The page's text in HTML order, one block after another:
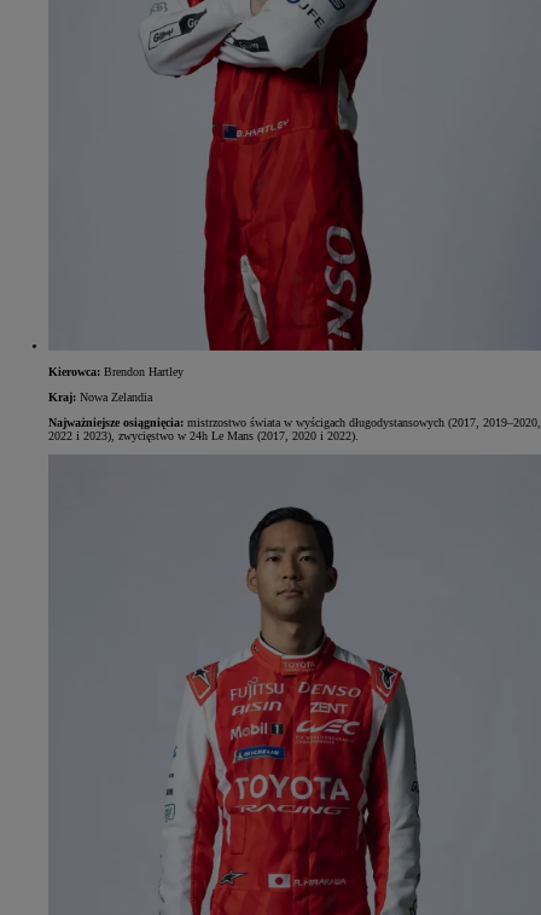
Kierowca: Brendon Hartley
Kraj: Nowa Zelandia
Najważniejsze osiągnięcia: mistrzostwo świata w wyścigach długodystansowych (2017, 2019–2020,
2022 i 2023), zwycięstwo w 24h Le Mans (2017, 2020 i 2022).